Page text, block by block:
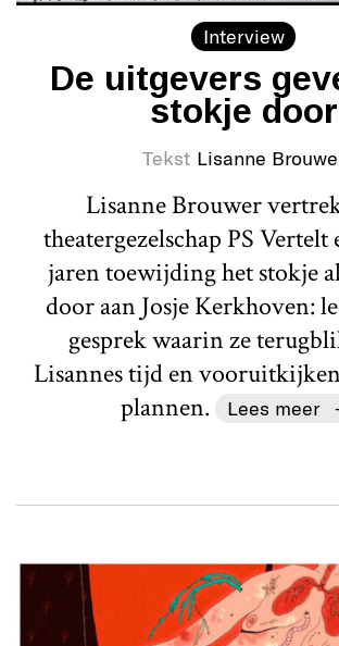
Interview
De uitgevers
stokje door
Tekst Lisanne
Lisanne Brouwer
theatergezelschap PS Vertelt
jaren toewijding het stokje
door aan Josje Kerkhoven:
gesprek waarin ze
Lisannes tijd en vooruitkijken
plannen.
Lees meer